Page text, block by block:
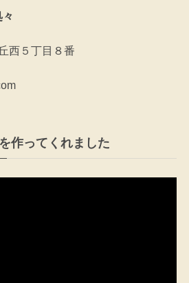
西５丁目８番
作ってくれました